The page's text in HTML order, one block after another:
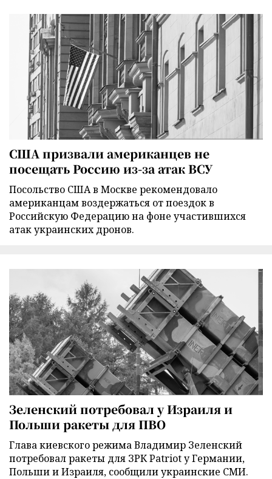
США призвали американцев не
посещать Россию из-за атак ВСУ
Посольство США в Москве рекомендовало
американцам воздержаться от поездок в
Российскую Федерацию на фоне участившихся
атак украинских дронов.
Зеленский потребовал у Израиля и
Польши ракеты для ПВО
Глава киевского режима Владимир Зеленский
потребовал ракеты для ЗРК Patriot у Германии,
Польши и Израиля, сообщили украинские СМИ.